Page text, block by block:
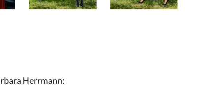
Herrmann: